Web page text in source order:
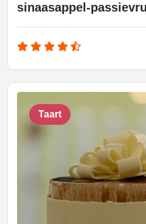
sinaasappel-
Taart